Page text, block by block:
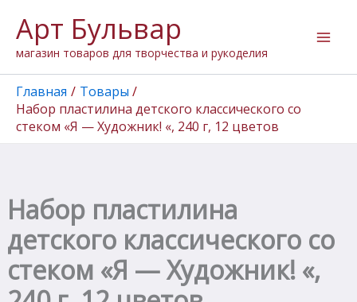
содержимому
Арт Бульвар
магазин товаров для творчества и рукоделия
Главная
Товары
Набор пластилина детского классического со
стеком «Я — Художник! «, 240 г, 12 цветов
Набор пластилина
детского классического со
стеком «Я — Художник! «,